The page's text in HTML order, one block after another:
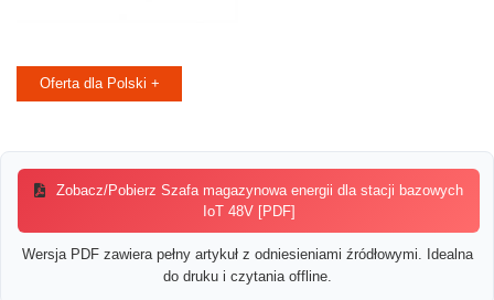
Oferta dla Polski +
Zobacz/Pobierz Szafa magazynowa energii dla stacji bazowych
IoT 48V [PDF]
Wersja PDF zawiera pełny artykuł z odniesieniami źródłowymi. Idealna
do druku i czytania offline.